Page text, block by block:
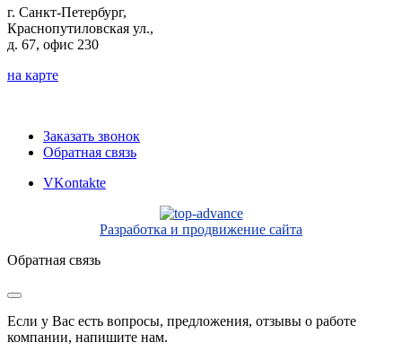
г. Санкт-Петербург,
Краснопутиловская ул.,
д. 67, офис 230
на карте
Заказать звонок
Обратная связь
VKontakte
Разработка и продвижение сайта
Обратная связь
Если у Вас есть вопросы, предложения, отзывы о работе
компании, напишите нам.